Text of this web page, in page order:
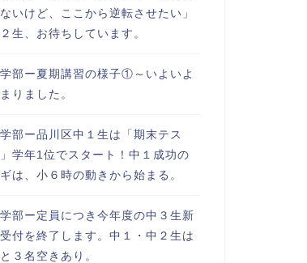
いけど、ここから逆転させたい」
生、お待ちしています。
部ー夏期講習の様子①～いよいよ
りました。
部ー品川区中１生は「期末テス
」学年1位でスタート！中１成功の
は、小６時の動きから始まる。
部ー定員につき今年度の中３生新
付を終了します。中１・中２生は
３名空きあり。